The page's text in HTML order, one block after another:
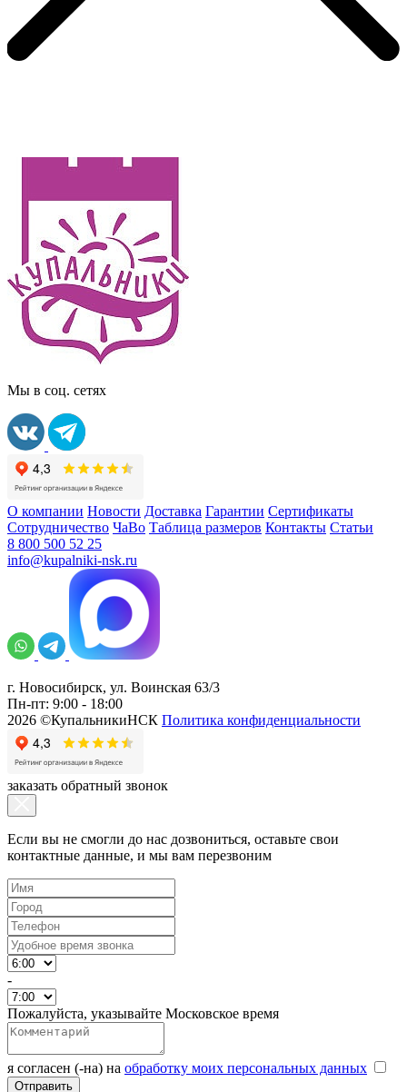
Мы в соц. сетях
О компании Новости Доставка Гарантии Сертификаты
Сотрудничество ЧаВо Таблица размеров Контакты Статьи
8 800 500 52 25
info@kupalniki-nsk.ru
г. Новосибирск, ул. Воинская 63/3
Пн-пт: 9:00 - 18:00
2026 ©КупальникиНСК Политика конфиденциальности
заказать обратный звонок
Если вы не смогли до нас дозвониться, оставьте свои
контактные данные, и мы вам перезвоним
-
Пожалуйста, указывайте Московское время
я согласен (-на) на обработку моих персональных данных